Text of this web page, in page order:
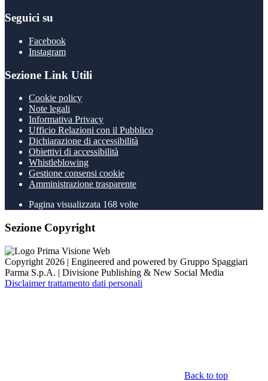
Seguici su
Facebook
Instagram
Sezione Link Utili
Cookie policy
Note legali
Informativa Privacy
Ufficio Relazioni con il Pubblico
Dichiarazione di accessibilità
Obiettivi di accessibilità
Whistleblowing
Gestione consensi cookie
Amministrazione trasparente
Pagina visualizzata 168 volte
Sezione Copyright
Copyright 2026 | Engineered and powered by Gruppo Spaggiari
Parma S.p.A. | Divisione Publishing & New Social Media
Disclaimer trattamento dati personali
Back to top